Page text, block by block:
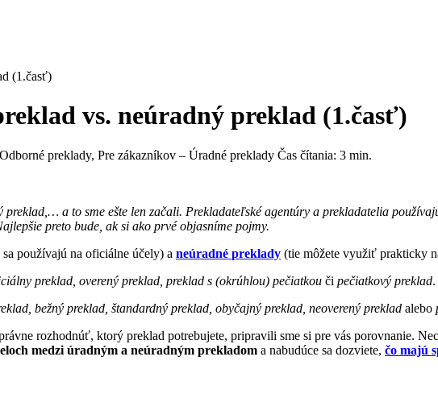
(1.časť)
vs. neúradný preklad (1.časť)
preklady, Pre zákazníkov – Úradné preklady Čas čítania: 3 min.
a to sme ešte len začali. Prekladateľské agentúry a prekladatelia
preto bude, ak si ako prvé objasníme pojmy.
sa používajú na oficiálne účely) a neúradné preklady (tie môžete využiť prakticky
preklad, overený preklad, preklad s (okrúhlou) pečiatkou či pečiatkový preklad.
bežný preklad, štandardný preklad, obyčajný preklad, neoverený preklad alebo
rozhodnúť, ktorý preklad potrebujete, pripravili sme si pre vás porovnanie.
medzi úradným a neúradným prekladom a nabudúce sa dozviete, čo majú